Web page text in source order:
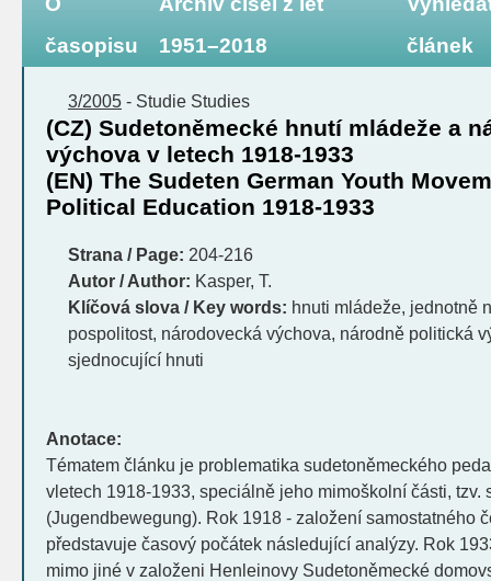
časopisu
1951–2018
článek
3/2005 - Studie Studies
(CZ) Sudetoněmecké hnutí mládeže a
výchova v letech 1918-1933
(EN) The Sudeten German Youth
Political Education 1918-1933
Strana / Page: 204-216
Autor / Author: Kasper, Т.
Klíčová slova / Key words: hnuti mládeže, jednotně
pospolitost, národovecká výchova, národně politická
sjednocující hnuti
Anotace:
Tématem článku je problematika sudetoněmeckého
vletech 1918-1933, speciálně jeho mimoškolní části, tzv.
(Jugendbewegung). Rok 1918 - založení samostatného
představuje časový počátek následující analýzy. Rok
mimo jiné v založeni Henleinovy Sudetoněmecké